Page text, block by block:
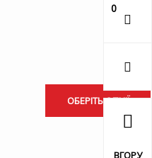
ОБЕРІТЬ ОПЦІЇ
0
ВГОРУ